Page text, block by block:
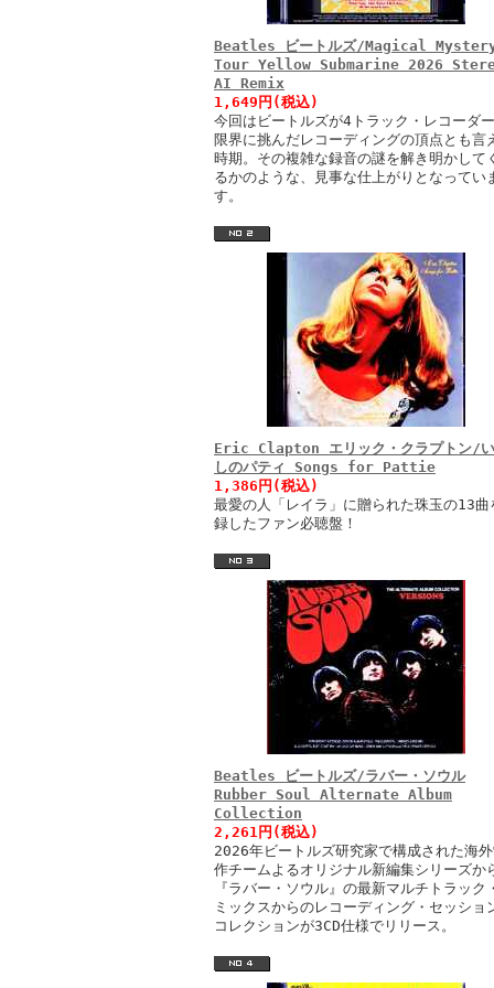
Beatles ビートルズ/Magical
Tour Yellow Submarine 2026
AI Remix
1,649円(税込)
今回はビートルズが4トラック・レコーダ
限界に挑んだレコーディングの頂点とも言
時期。その複雑な録音の謎を解き明かして
るかのような、見事な仕上がりとなってい
す。
Eric Clapton エリック・クラプトン/い
しのパティ Songs for Pattie
1,386円(税込)
最愛の人「レイラ」に贈られた珠玉の13曲
録したファン必聴盤！
Beatles ビートルズ/ラバー・ソウル
Rubber Soul Alternate Album
Collection
2,261円(税込)
2026年ビートルズ研究家で構成された海外
作チームよるオリジナル新編集シリーズか
『ラバー・ソウル』の最新マルチトラック
ミックスからのレコーディング・セッショ
コレクションが3CD仕様でリリース。